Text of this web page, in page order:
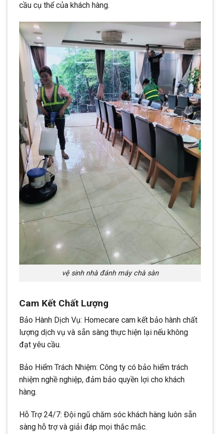
cầu cụ thể của khách hàng.
vệ sinh nhà đánh máy chà sàn
Cam Kết Chất Lượng
Bảo Hành Dịch Vụ: Homecare cam kết bảo hành chất
lượng dịch vụ và sẵn sàng thực hiện lại nếu không
đạt yêu cầu.
Bảo Hiểm Trách Nhiệm: Công ty có bảo hiểm trách
nhiệm nghề nghiệp, đảm bảo quyền lợi cho khách
hàng.
Hỗ Trợ 24/7: Đội ngũ chăm sóc khách hàng luôn sẵn
sàng hỗ trợ và giải đáp mọi thắc mắc.